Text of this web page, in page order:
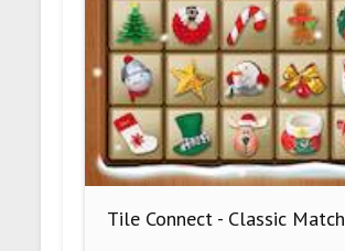
Tile Connect - Classic Match